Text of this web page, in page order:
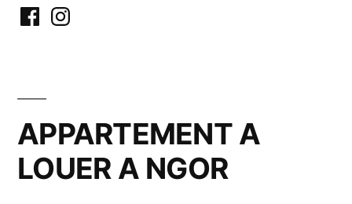
FacebookInstagram
APPARTEMENT A
LOUER A NGOR